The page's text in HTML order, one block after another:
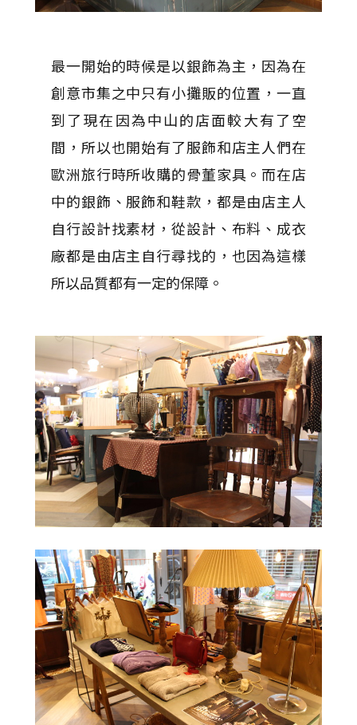
最一開始的時候是以銀飾為主，因為在
創意市集之中只有小攤販的位置，一直
到了現在因為中山的店面較大有了空
間，所以也開始有了服飾和店主人們在
歐洲旅行時所收購的骨董家具。而在店
中的銀飾、服飾和鞋款，都是由店主人
自行設計找素材，從設計、布料、成衣
廠都是由店主自行尋找的，也因為這樣
所以品質都有一定的保障。